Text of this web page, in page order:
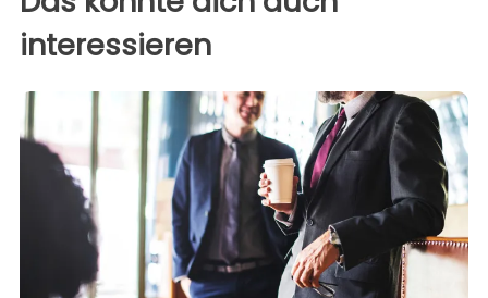
interessieren